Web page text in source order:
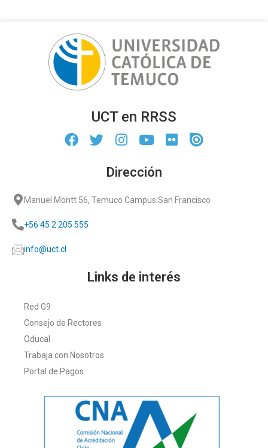
UCT en RRSS
Dirección
Manuel Montt 56, Temuco Campus San Francisco
+56 45 2 205 555
info@uct.cl
Links de interés
Red G9
Consejo de Rectores
Oducal
Trabaja con Nosotros
Portal de Pagos